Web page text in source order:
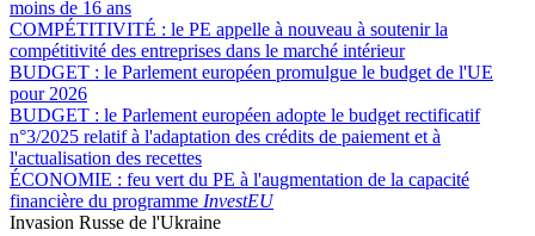
moins de 16 ans
COMPÉTITIVITÉ : le PE appelle à nouveau à soutenir la
compétitivité des entreprises dans le marché intérieur
BUDGET : le Parlement européen promulgue le budget de l'UE
pour 2026
BUDGET : le Parlement européen adopte le budget rectificatif
n°3/2025 relatif à l'adaptation des crédits de paiement et à
l'actualisation des recettes
ÉCONOMIE : feu vert du PE à l'augmentation de la capacité
financière du programme InvestEU
Invasion Russe de l'Ukraine